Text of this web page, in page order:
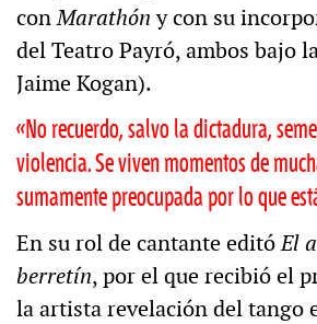
conMarathóny con su
del Teatro Payró, ambos bajo
Jaime Kogan).
«No recuerdo, salvo la dictadura,
violencia. Se viven momentos de
sumamente preocupada por lo que
En su rol de cantante editóEl
berretín, por el que recibió el
la artista revelación del tango